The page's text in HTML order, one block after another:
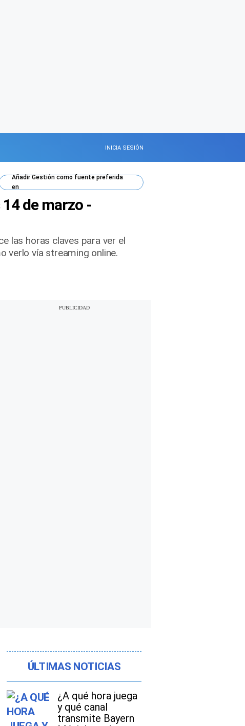
INICIA SESIÓN
AñadirGestióncomo fuente preferida
en
de marzo -
las horas claves para ver el
verlo vía streaming online.
ÚLTIMAS NOTICIAS
¿A qué hora juega
y qué canal
transmite Bayern